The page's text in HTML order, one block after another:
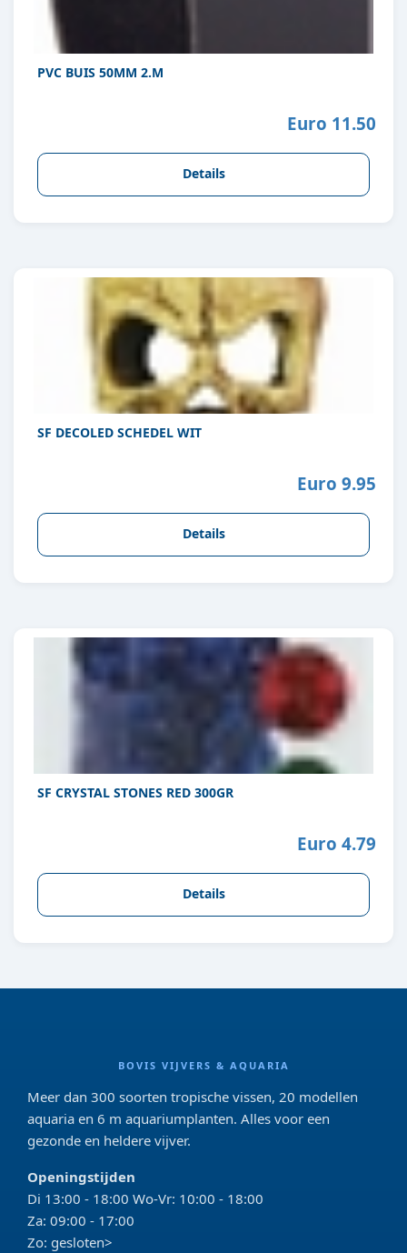
PVC BUIS 50MM 2.M
Euro 11.50
Details
SF DECOLED SCHEDEL WIT
Euro 9.95
Details
SF CRYSTAL STONES RED 300GR
Euro 4.79
Details
BOVIS VIJVERS & AQUARIA
Meer dan 300 soorten tropische vissen, 20 modellen
aquaria en 6 m aquariumplanten. Alles voor een
gezonde en heldere vijver.
Openingstijden
Di 13:00 - 18:00 Wo-Vr: 10:00 - 18:00
Za: 09:00 - 17:00
Zo: gesloten>